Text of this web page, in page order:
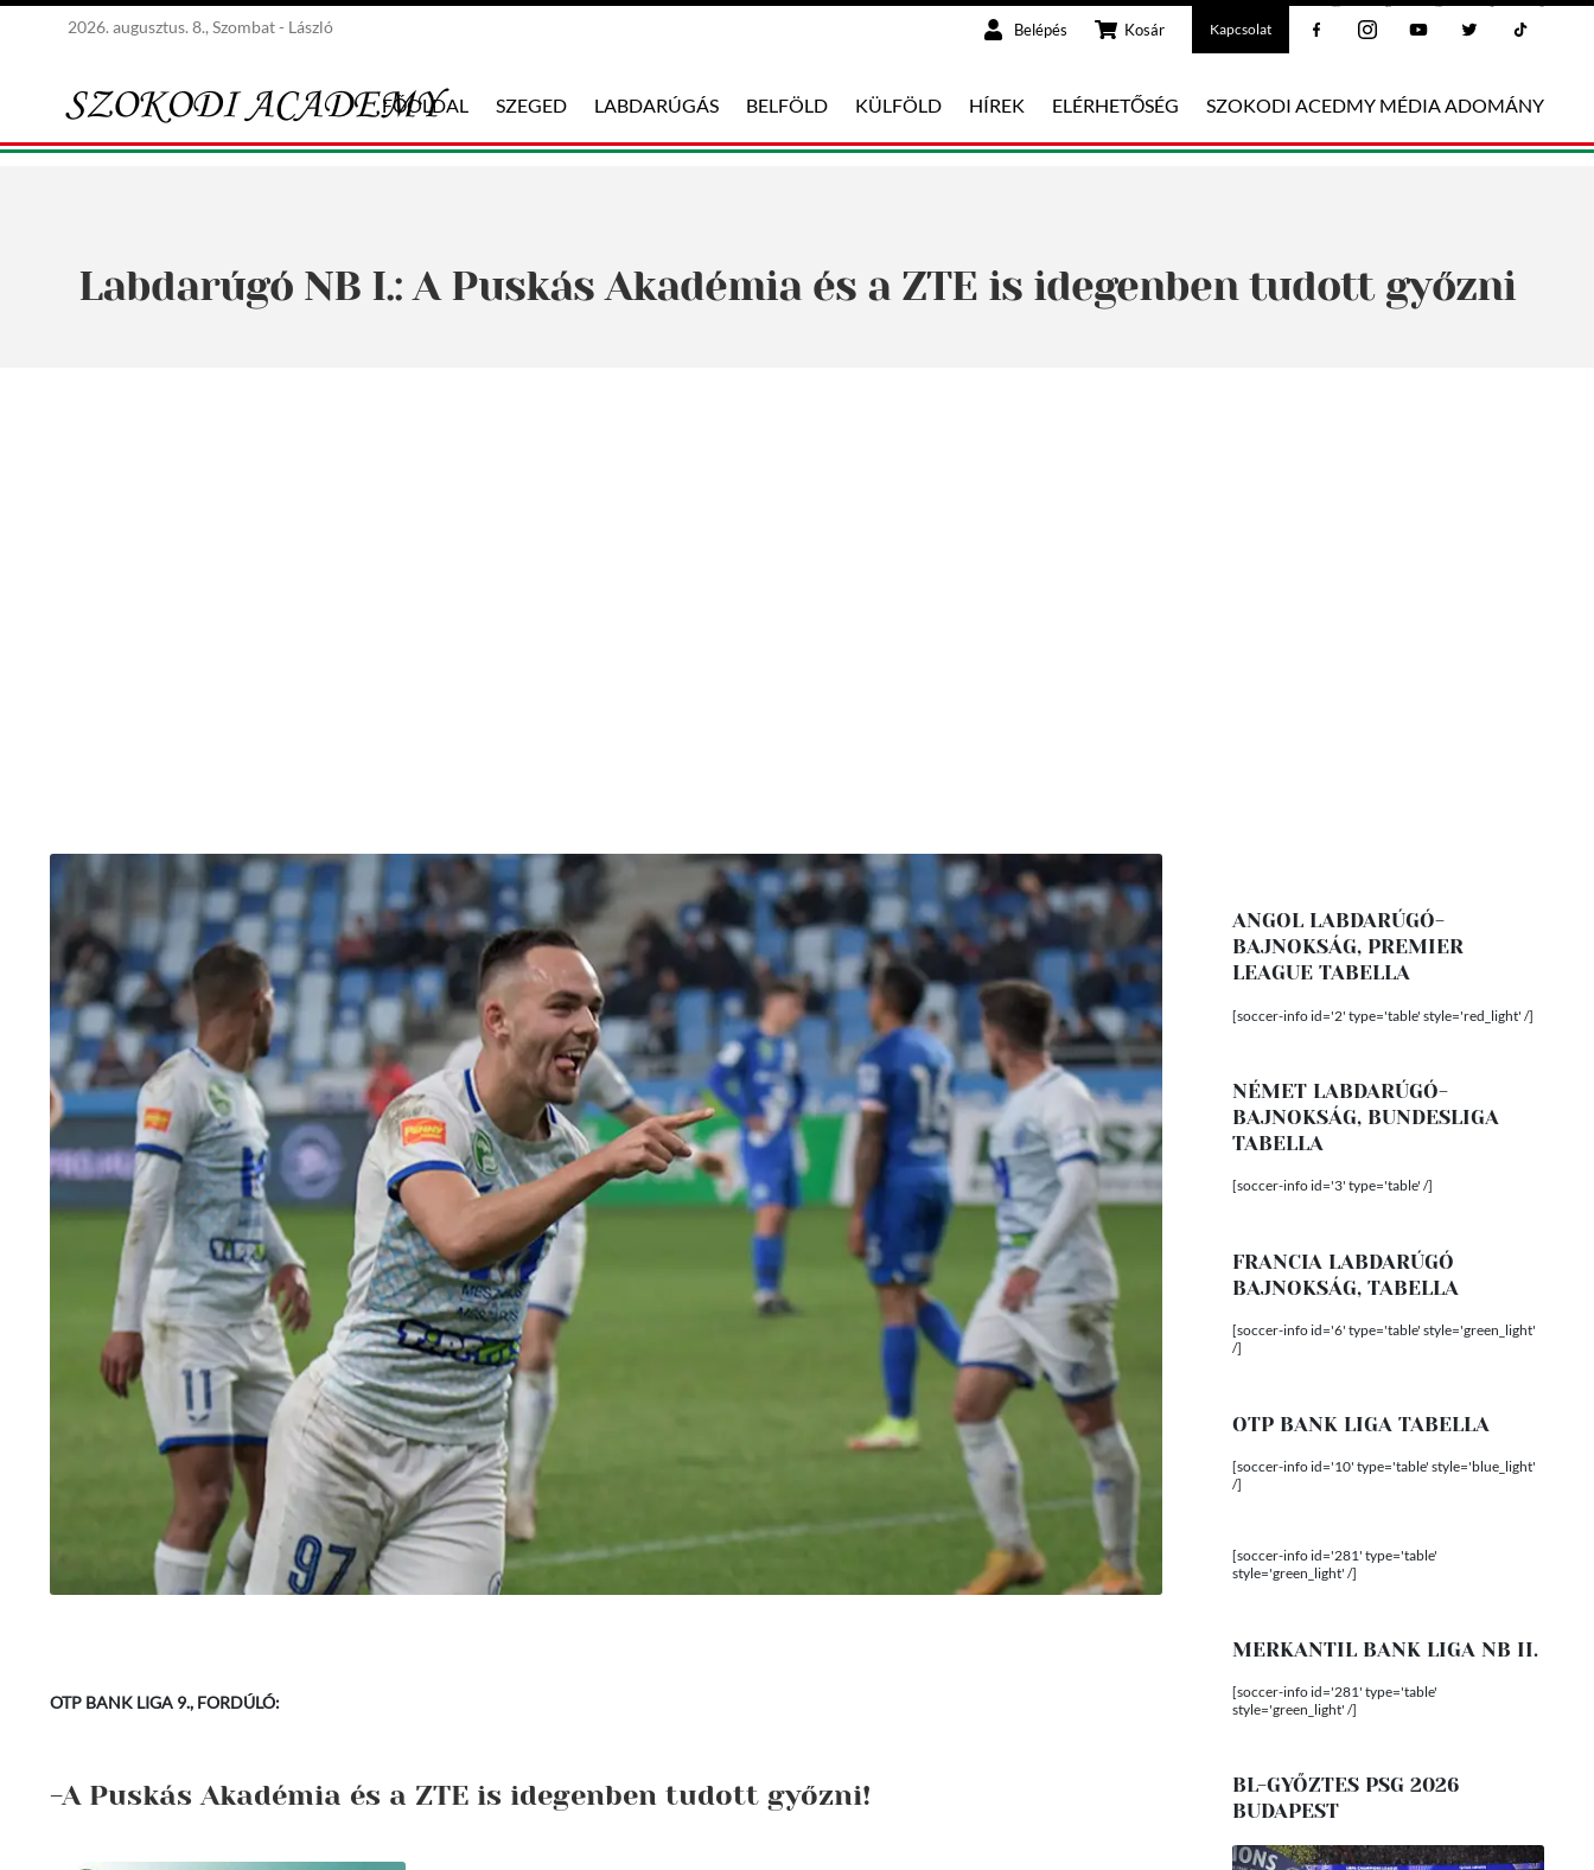
2026. augusztus. 8., Szombat - László Belépés Kosár Kapcsolat
FŐOLDAL SZEGED LABDARÚGÁS BELFÖLD KÜLFÖLD HÍREK ELÉRHETŐSÉG SZOKODI ACEDMY MÉDIA ADOMÁNY
Labdarúgó NB I.: A Puskás Akadémia és a ZTE is idegenben tudott győzni
OTP BANK LIGA 9., FORDÚLÓ:
-A Puskás Akadémia és a ZTE is idegenben tudott győzni!
ANGOL LABDARÚGÓ-
BAJNOKSÁG, PREMIER
LEAGUE TABELLA
[soccer-info id='2' type='table' style='red_light' /]
NÉMET LABDARÚGÓ-
BAJNOKSÁG, BUNDESLIGA
TABELLA
[soccer-info id='3' type='table' /]
FRANCIA LABDARÚGÓ
BAJNOKSÁG, TABELLA
[soccer-info id='6' type='table' style='green_light'
/]
OTP BANK LIGA TABELLA
[soccer-info id='10' type='table' style='blue_light'
/]
[soccer-info id='281' type='table'
style='green_light' /]
MERKANTIL BANK LIGA NB II.
[soccer-info id='281' type='table'
style='green_light' /]
BL-GYŐZTES PSG 2026
BUDAPEST